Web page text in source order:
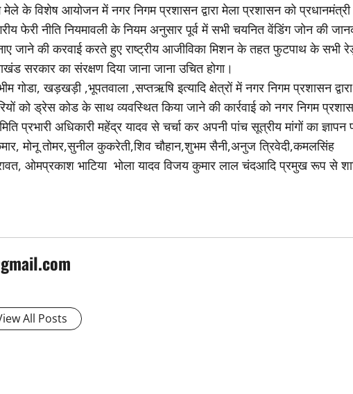
मेले के विशेष आयोजन में नगर निगम प्रशासन द्वारा मेला प्रशासन को प्रधानमंत्री
फेरी नीति नियमावली के नियम अनुसार पूर्व में सभी चयनित वेंडिंग जोन की
जाने की करवाई करते हुए राष्ट्रीय आजीविका मिशन के तहत फुटपाथ के सभी
सरकार का संरक्षण दिया जाना जाना उचित होगा।
गोडा, खड़खड़ी ,भूपतवाला ,सप्तऋषि इत्यादि क्षेत्रों में नगर निगम प्रशासन
को ड्रेस कोड के साथ व्यवस्थित किया जाने की कार्रवाई को नगर निगम
प्रभारी अधिकारी महेंद्र यादव से चर्चा कर अपनी पांच सूत्रीय मांगों का ज्ञापन
मोनू तोमर,सुनील कुकरेती,शिव चौहान,शुभम सैनी,अनुज त्रिवेदी,कमलसिंह
ओमप्रकाश भाटिया भोला यादव विजय कुमार लाल चंदआदि प्रमुख रूप से
All Posts